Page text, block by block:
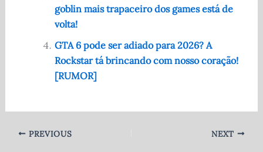
goblin mais trapaceiro dos games está de
volta!
GTA 6 pode ser adiado para 2026? A
Rockstar tá brincando com nosso coração!
[RUMOR]
PREVIOUS NEXT